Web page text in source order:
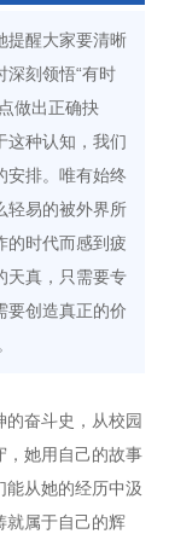
提醒大家要清晰
深刻领悟“有时
做出正确抉
这种认知，我们
安排。唯有始终
轻易的被外界所
的时代而感到疲
天真，只需要专
要创造真正的价
奋斗史，从校园
，她用自己的故事
能从她的经历中汲
就属于自己的辉